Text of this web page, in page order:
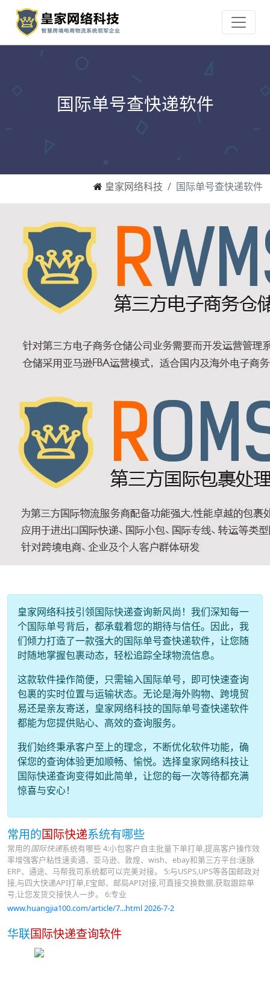
国际单号查快递软件
皇家网络科技 国际单号查快递软件
皇家网络科技引领国际快递查询新风尚！我们深知每一
个国际单号背后，都承载着您的期待与信任。因此，我
们倾力打造了一款强大的国际单号查快递软件，让您随
时随地掌握包裹动态，轻松追踪全球物流信息。
这款软件操作简便，只需输入国际单号，即可快速查询
包裹的实时位置与运输状态。无论是海外购物、跨境贸
易还是亲友寄送，皇家网络科技的国际单号查快递软件
都能为您提供贴心、高效的查询服务。
我们始终秉承客户至上的理念，不断优化软件功能，确
保您的查询体验更加顺畅、愉悦。选择皇家网络科技让
国际快递查询变得如此简单，让您的每一次等待都充满
惊喜与安心！
常用的国际快递系统有哪些
常用的国际快递系统有哪些 4:小包客户自主批量下单打单,提高客户操作效
率增强客户粘性速卖通、亚马逊、敦煌、wish、ebay和第三方平台:速脉
ERP、通途、马帮我司系统都可以完美对接。 5:与USPS,UPS等各国邮政对
接,与四大快递API打单,E宝邮、邮局API对接,可直接交换数据,获取跟踪单
号,让您发货交接快人一步。 6:专业
www.huangjia100.com/article/7...html 2026-7-2
华联国际快递查询软件